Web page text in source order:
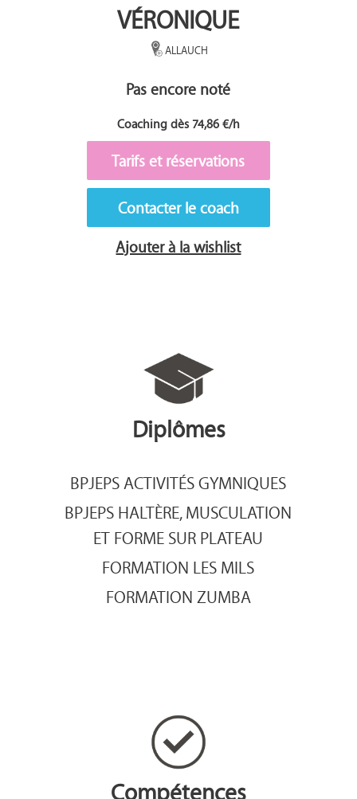
VÉRONIQUE
ALLAUCH
Pas encore noté
Coaching dès 74,86 €/h
Tarifs et réservations
Contacter le coach
Ajouter à la wishlist
Diplômes
BPJEPS ACTIVITÉS GYMNIQUES
BPJEPS HALTÈRE, MUSCULATION
ET FORME SUR PLATEAU
FORMATION LES MILS
FORMATION ZUMBA